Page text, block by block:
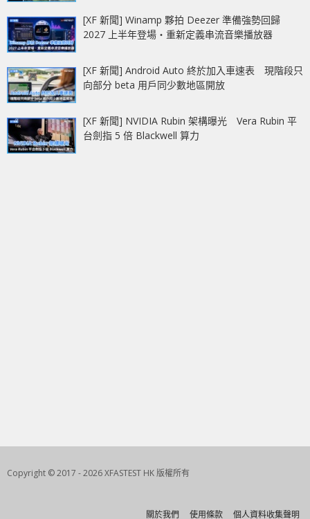
[XF 新聞] Winamp 夥拍 Deezer 準備強勢回歸
2027 上半年登場‧重新定義串流音樂播放器
[XF 新聞] Android Auto 終於加入車速表 現階段只
向部分 beta 用戶同少數地區開放
[XF 新聞] NVIDIA Rubin 架構曝光 Vera Rubin 平
台劍指 5 倍 Blackwell 算力
Copyright © 2017 - 2026 XFASTEST HK 版權所有
關於我們 使用條款 個人資料收集聲明